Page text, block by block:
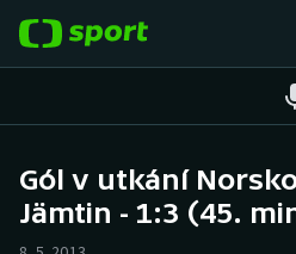
Hokej
Gól v utkání
Jämtin - 1:3 (45.